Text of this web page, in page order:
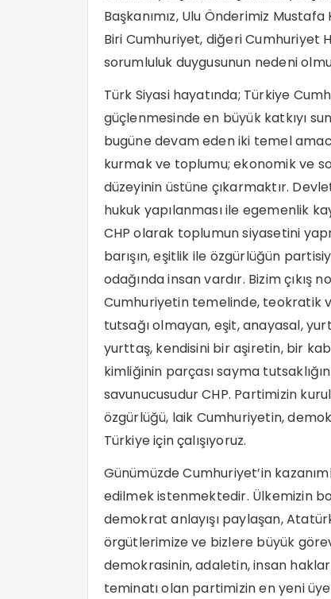
Başkanımız, Ulu Önderimiz
Biri Cumhuriyet, diğeri Cumhuriyet
sorumluluk duygusunun nedeni
Türk Siyasi hayatında; Türkiye
güçlenmesinde en büyük katkıyı
bugüne devam eden iki temel
kurmak ve toplumu; ekonomik ve
düzeyinin üstüne çıkarmaktır.
hukuk yapılanması ile egemenlik
CHP olarak toplumun siyasetini
barışın, eşitlik ile özgürlüğün
odağında insan vardır. Bizim çıkış
Cumhuriyetin temelinde, teokratik
tutsağı olmayan, eşit, anayasal,
yurttaş, kendisini bir aşiretin, bir
kimliğinin parçası sayma
savunucusudur CHP. Partimizin
özgürlüğü, laik Cumhuriyetin,
Türkiye için çalışıyoruz.
Günümüzde Cumhuriyet’in
edilmek istenmektedir. Ülkemizin
demokrat anlayışı paylaşan,
örgütlerimize ve bizlere büyük
demokrasinin, adaletin, insan
teminatı olan partimizin en yeni